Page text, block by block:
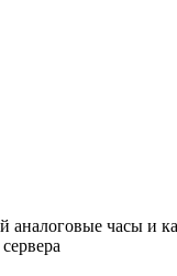
часы и